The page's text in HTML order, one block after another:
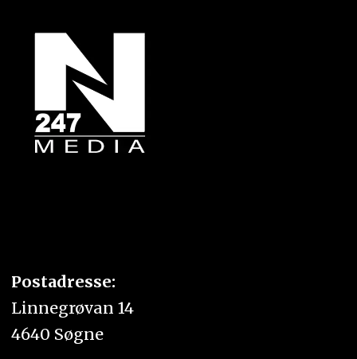
Postadresse:
Linnegrøvan 14
4640 Søgne